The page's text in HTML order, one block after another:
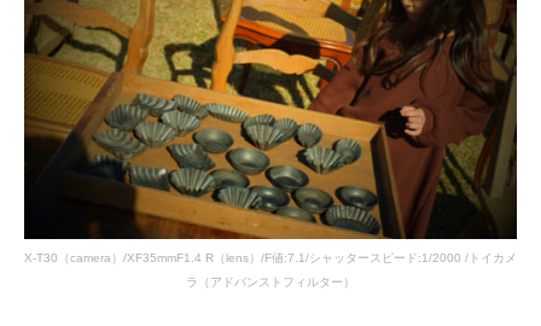
X-T30（camera）/XF35mmF1.4 R（lens）/F値:7.1/シャッタースピード:1/2000 /トイカメ
ラ（アドバンストフィルター）